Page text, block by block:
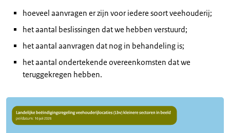
hoeveel aanvragen er zijn voor iedere soort veehouderij;
het aantal beslissingen dat we hebben verstuurd;
het aantal aanvragen dat nog in behandeling is;
het aantal ondertekende overeenkomsten dat we
teruggekregen hebben.